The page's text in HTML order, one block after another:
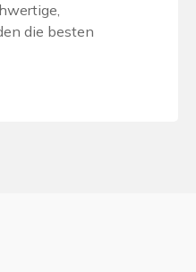
die besten